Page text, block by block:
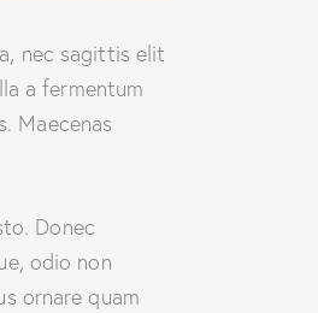
nec sagittis elit
a fermentum
Maecenas
Donec
odio non
ornare quam